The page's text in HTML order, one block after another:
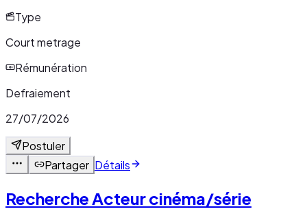
Type
Court metrage
Rémunération
Defraiement
27/07/2026
Postuler
Partager Détails
Recherche Acteur cinéma/série